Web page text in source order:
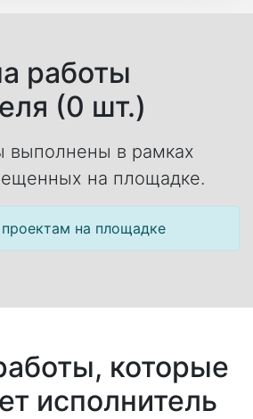
работы
(0 шт.)
выполнены в рамках
на площадке.
на площадке
которые
исполнитель